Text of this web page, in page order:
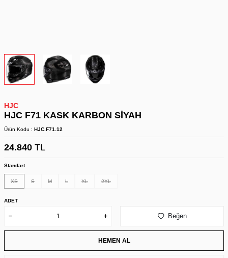
HJC
HJC F71 KASK KARBON SİYAH
Ürün Kodu : HJC.F71.12
24.840 TL
Standart
XS S M L XL 2XL
ADET
Beğen
HEMEN AL